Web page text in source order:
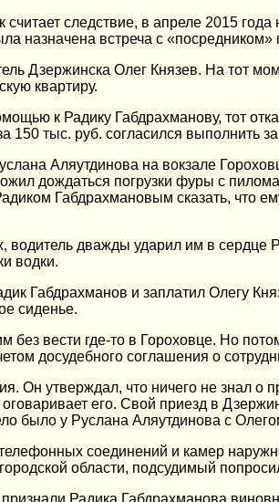
следствие, в апреле 2015
назначена встреча с «посредником»
Дзержинска Олег Князев. На тот
квартиру.
к Радику Габдрахманову, тот
150 тыс. руб. согласился выполнить
Аляутдинова на вокзале
дождаться погрузки фуры с
Габдрахмановым сказать, что
дважды ударил им в
водки.
Габдрахманов и заплатил Олегу
сиденье.
вести где-то в Гороховце. Но
досудебного соглашения о
Он утверждал, что ничего не знал о
его. Свой приезд в
было у Руслана Аляутдинова с
соединений и камер
области, подсудимый
Радика Габдрахманова